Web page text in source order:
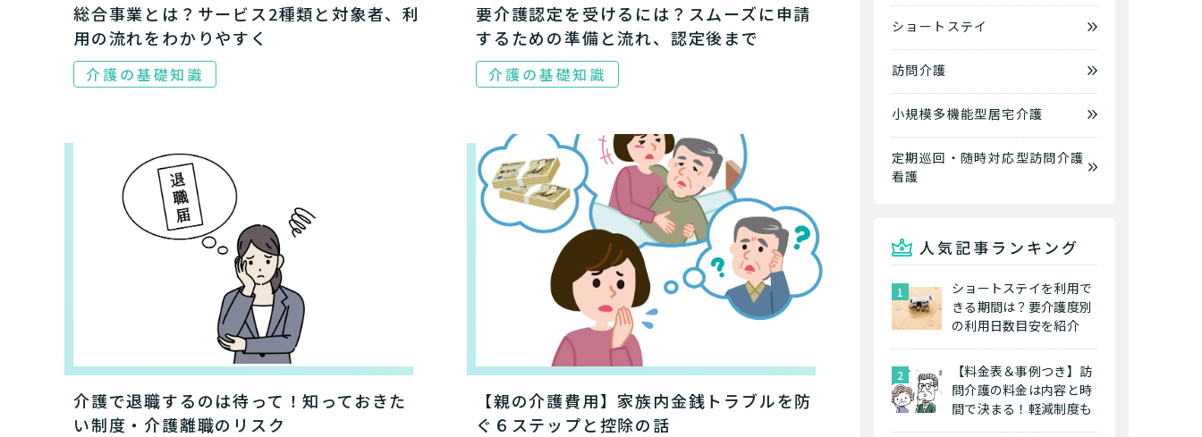
総合事業とは？サービス2種類と対象者、利
用の流れをわかりやすく
介護の基礎知識
要介護認定を受けるには？スムーズに申請
するための準備と流れ、認定後まで
介護の基礎知識
介護で退職するのは待って！知っておきた
い制度・介護離職のリスク
【親の介護費用】家族内金銭トラブルを防
ぐ６ステップと控除の話
ショートステイ
訪問介護
小規模多機能型居宅介護
定期巡回・随時対応型訪問介護
看護
人気記事ランキング
ショートステイを利用で
きる期間は？要介護度別
の利用日数目安を紹介
【料金表＆事例つき】訪
問介護の料金は内容と時
間で決まる！軽減制度も